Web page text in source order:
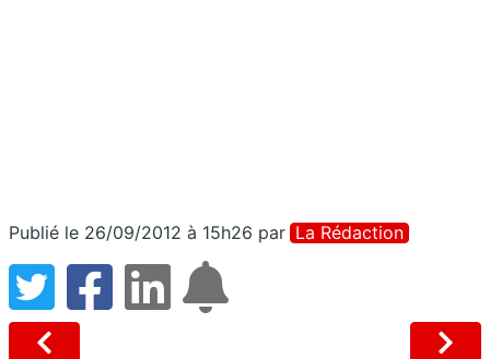
Publié le 26/09/2012 à 15h26 par La Rédaction